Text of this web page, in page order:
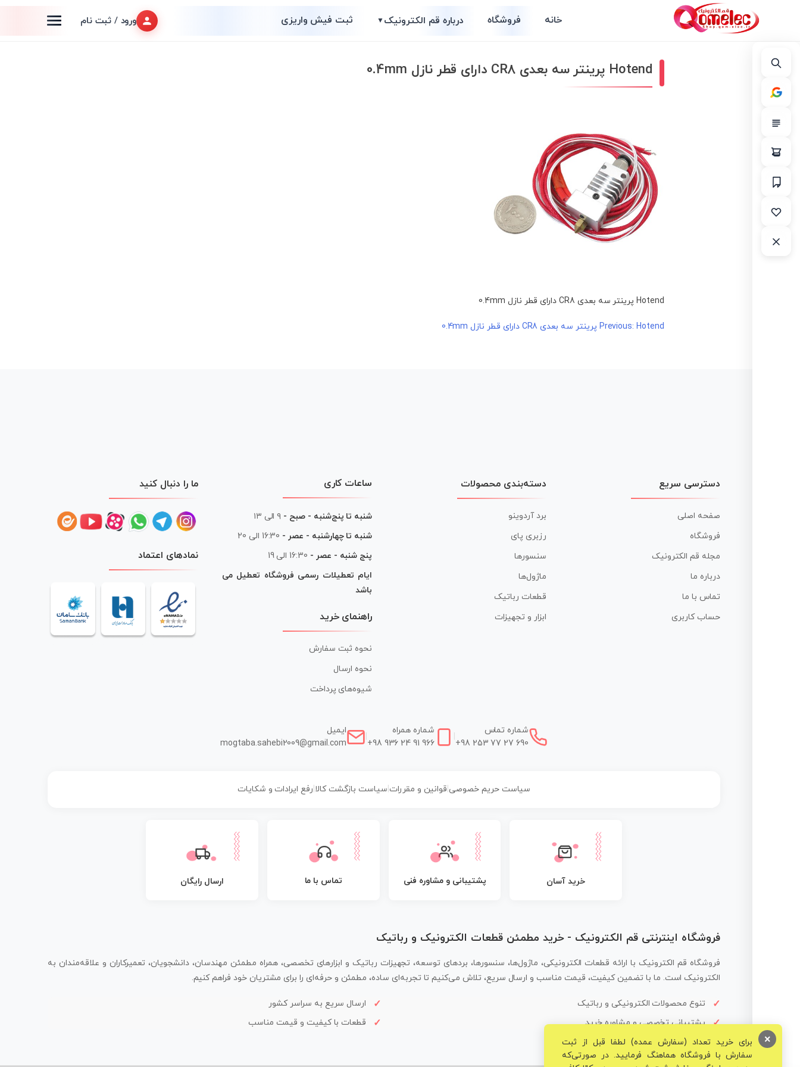
خانه فروشگاه درباره قم الکترونیک▼ ثبت فیش واریزی ورود / ثبت نام
Hotend پرینتر سه بعدی CR8 دارای قطر نازل 0.4mm
Hotend پرینتر سه بعدی CR8 دارای قطر نازل 0.4mm
راهبریPrevious: Hotend پرینتر سه بعدی CR8 دارای قطر نازل 0.4mm
دسترسی سریع
صفحه اصلی
فروشگاه
مجله قم الکترونیک
درباره ما
تماس با ما
حساب کاربری
دسته‌بندی محصولات
برد آردوینو
رزبری پای
سنسورها
ماژول‌ها
قطعات رباتیک
ابزار و تجهیزات
ساعات کاری
شنبه تا پنج‌شنبه - صبح - ۹ الی ۱۳
شنبه تا چهارشنبه - عصر - 16:30 الی 20
پنج شنبه - عصر - 16:30 الی 19
ایام تعطیلات رسمی فروشگاه تعطیل می
باشد
راهنمای خرید
نحوه ثبت سفارش
نحوه ارسال
شیوه‌های پرداخت
ما را دنبال کنید
نمادهای اعتماد
شماره تماس
+98 253 77 27 690
شماره همراه
+98 936 24 91 966
ایمیل
mogtaba.sahebi2009@gmail.com
سیاست حریم خصوصی| قوانین و مقررات سیاست بازگشت کالا رفع ایرادات و شکایات
خرید آسان پشتیبانی و مشاوره فنی تماس با ما ارسال رایگان
فروشگاه اینترنتی قم الکترونیک - خرید مطمئن قطعات الکترونیک و رباتیک
فروشگاه قم الکترونیک با ارائه قطعات الکترونیکی، ماژول‌ها، سنسورها، بردهای توسعه، تجهیزات رباتیک و ابزارهای تخصصی، همراه مطمئن مهندسان، دانشجویان، تعمیرکاران و علاقه‌مندان به
الکترونیک است. ما با تضمین کیفیت، قیمت مناسب و ارسال سریع، تلاش می‌کنیم تا تجربه‌ای ساده، مطمئن و حرفه‌ای را برای مشتریان خود فراهم کنیم.
تنوع محصولات الکترونیکی و رباتیک
ارسال سریع به سراسر کشور
پشتیبانی تخصصی و مشاوره خرید
قطعات با کیفیت و قیمت مناسب
برای خرید تعداد (سفارش عمده) لطفا قبل از ثبت
سفارش با فروشگاه هماهنگ فرمایید. در صورتی‌که
×